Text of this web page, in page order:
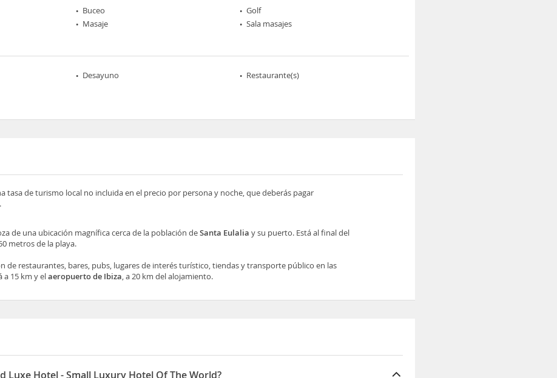
Buceo
Golf
Masaje
Sala masajes
Desayuno
Restaurante(s)
tasa de turismo local no incluida en el precio por persona y noche, que deberás pagar
de una ubicación magnífica cerca de la población deSanta Eulalia y su puerto. Está al final del
metros de la playa.
de restaurantes, bares, pubs, lugares de interés turístico, tiendas y transporte público en las
a 15 km y elaeropuerto de Ibiza, a 20 km del alojamiento.
Luxe Hotel - Small Luxury Hotel Of The World?